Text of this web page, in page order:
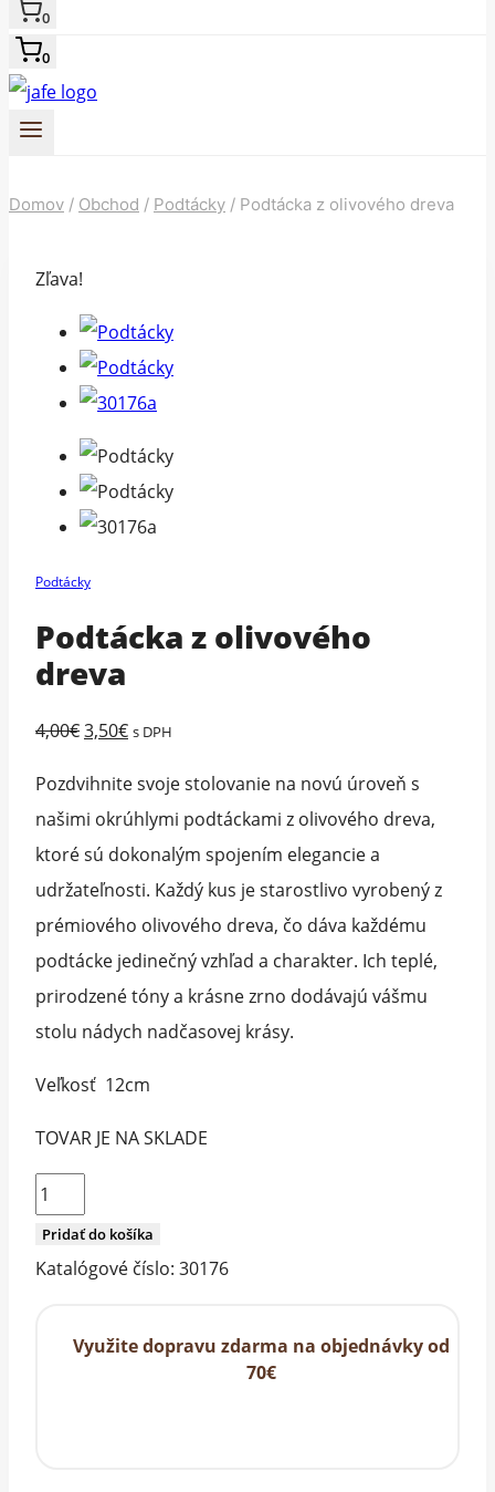
0
0
Domov / Obchod / Podtácky / Podtácka z olivového dreva
Zľava!
Podtácky
Podtácka z olivového
dreva
4,00€Original
3,50€Current
3,50€.
s DPH
Pozdvihnite svoje stolovanie na novú úroveň s
našimi okrúhlymi podtáckami z olivového dreva,
ktoré sú dokonalým spojením elegancie a
udržateľnosti. Každý kus je starostlivo vyrobený z
prémiového olivového dreva, čo dáva každému
podtácke jedinečný vzhľad a charakter. Ich teplé,
prirodzené tóny a krásne zrno dodávajú vášmu
stolu nádych nadčasovej krásy.
Veľkosť 12cm
TOVAR JE NA SKLADE
množstvo
Podtácka
z
Pridať do košíka
Katalógové číslo: 30176
Využite dopravu zdarma na objednávky od
70€